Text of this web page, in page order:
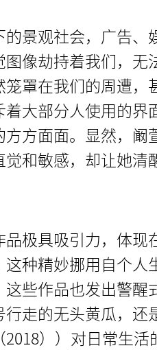
景观社会，广告、
像劫持着我们，无
罩在我们的周遭，
大部分人使用的
方面面。显然，阚
和敏感，却让她清
极具吸引力，体现
种精妙挪用自个
些作品也发出警醒
走的无头黄瓜，还
2018））对日常生